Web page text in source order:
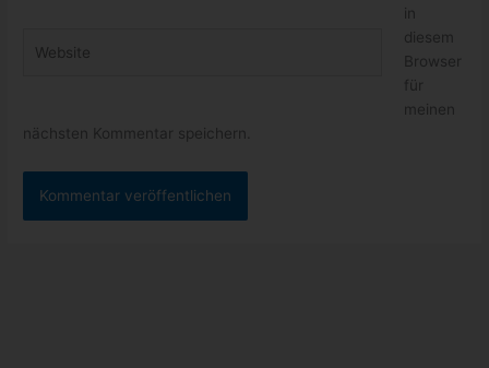
in
diesem
Browser
für
meinen
nächsten Kommentar speichern.